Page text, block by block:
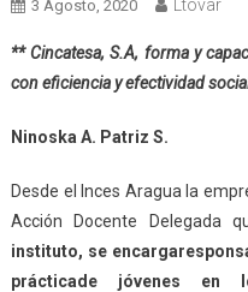
3 Agosto, 2020 Ltovar
** Cincatesa, S.A, forma y
con eficiencia y efectividad
Ninoska A. Patriz S.
Desde el Inces Aragua la
Acción Docente Delegada
instituto, se encarga
prácticade jóvenes en